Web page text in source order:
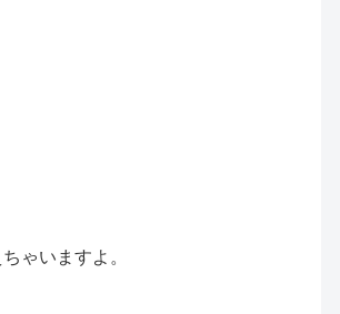
ゃいますよ。